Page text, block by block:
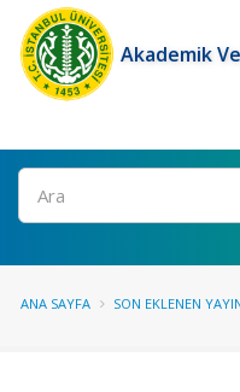
Akademik
Ara
ANA SAYFA SON EKLENEN